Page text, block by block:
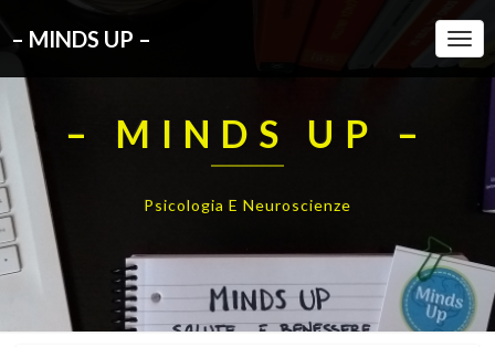
– MINDS UP –
– MINDS UP –
Psicologia E Neuroscienze